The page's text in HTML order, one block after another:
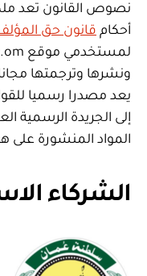
نصوص القانون تعد
أحكام قانون حق
يعد مصدرا رسميا
إلى الجريدة الرسمية
المواد المنشورة على
الشركاء